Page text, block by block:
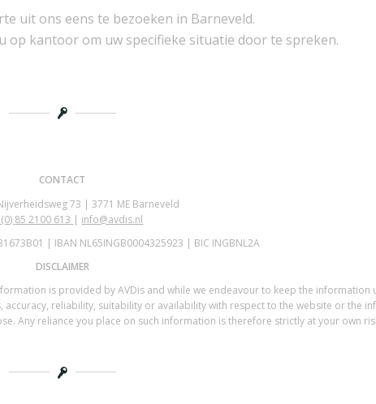
uit ons eens te bezoeken in Barneveld.
op kantoor om uw specifieke situatie door te spreken.
CONTACT
73 | 3771 ME Barneveld
85 2100 613 | info@avdis.nl
| IBAN NL65INGB0004325923 | BIC INGBNL2A
DISCLAIMER
is provided by AVDis and while we endeavour to keep the information
reliability, suitability or availability with respect to the website or the
Any reliance you place on such information is therefore strictly at your own